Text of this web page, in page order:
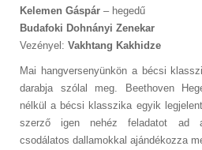
Kelemen Gáspár – hegedű
Budafoki Dohnányi Zenekar
Vezényel: Vakhtang Kakhidze
Mai hangversenyünkön a bécsi
darabja szólal meg. Beethoven
nélkül a bécsi klasszika egyik
szerző igen nehéz feladatot ad
csodálatos dallamokkal ajándékozza